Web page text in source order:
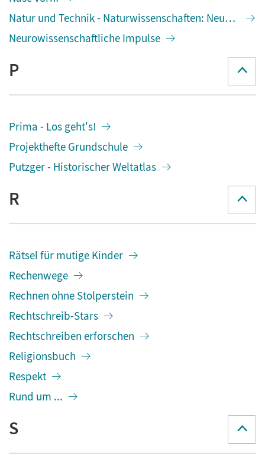
Natur und Technik - Naturwissenschaften:
Neurowissenschaftliche Impulse
P
Prima - Los geht's!
Projekthefte Grundschule
Putzger - Historischer Weltatlas
R
Rätsel für mutige Kinder
Rechenwege
Rechnen ohne Stolperstein
Rechtschreib-Stars
Rechtschreiben erforschen
Religionsbuch
Respekt
Rund um ...
S